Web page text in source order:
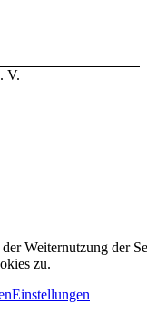
V.
Weiternutzung der
zu.
Einstellungen